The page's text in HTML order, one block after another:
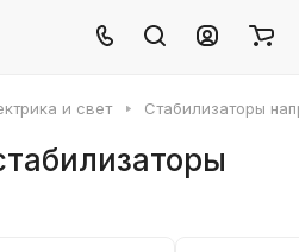
и свет Стабилизаторы